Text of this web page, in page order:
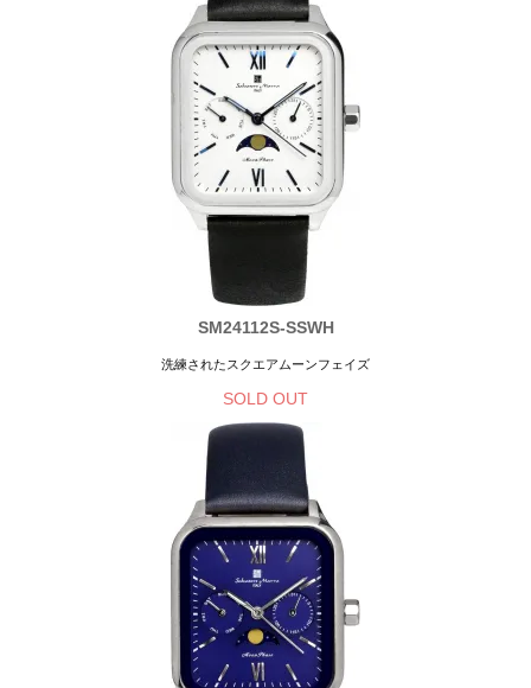
SM24112S-SSWH
洗練されたスクエアムーンフェイズ
SOLD OUT